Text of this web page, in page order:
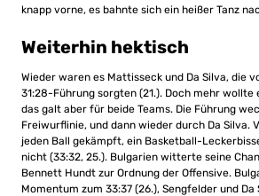
knapp vorne, es bahnte sich ein heißer Tanz
Weiterhin hektisch
Wieder waren es Mattisseck und Da Silva, die
31:28-Führung sorgten (21.). Doch mehr
das galt aber für beide Teams. Die Führung
Freiwurflinie, und dann wieder durch Da Silva.
jeden Ball gekämpft, ein Basketball-
nicht (33:32, 25.). Bulgarien witterte seine
Bennett Hundt zur Ordnung der Offensive.
Momentum zum 33:37 (26.), Sengfelder und